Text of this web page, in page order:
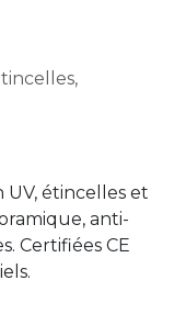
étincelles et
anti-
Certifiées CE